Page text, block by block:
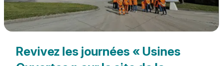
Revivez les journées « Usines